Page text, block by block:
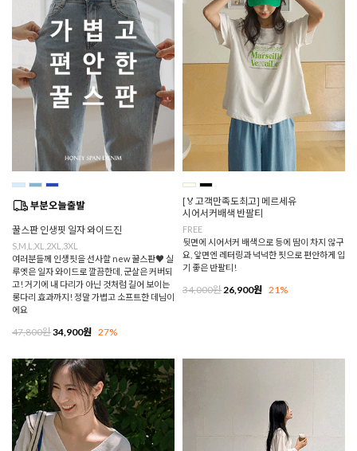
꿀스판 인생핏 일자 와이드진
S,M,L,XL,2XL,3XL
여러분들께 인생핏을 선사할 new 꿀스판♥ 실
루엣은 일자 와이드로 깔끔한데, 군살은 커버되
고! 거기에 내 다리가 아닌 것처럼 길어 보이는
롱다리 효과까지! 정말 가볍고 소프트한 데님이
에요
47,800원34,900원 27%
[🏅고객만족도최고] 메르세유
시어서커배색 반팔티
FREE
뒷면에 시어서커 배색으로 등에 땀이 차지 않구
요, 앞면엔 레터링과 넉넉한 핏으로 편안하게 입
기 좋은 반팔티!
34,000원26,900원 21%